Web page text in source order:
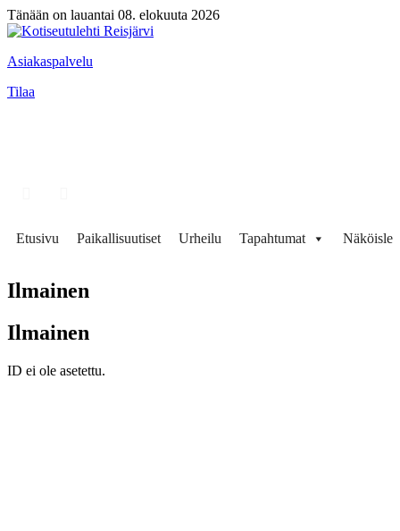
Tänään on lauantai 08. elokuuta 2026
Asiakaspalvelu
Tilaa
Etusivu Paikallisuutiset Urheilu Tapahtumat
Ilmainen
Ilmainen
ID ei ole asetettu.